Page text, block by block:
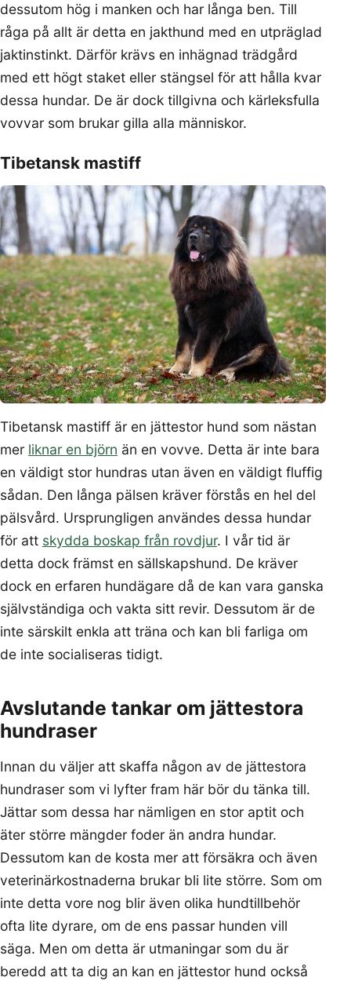
dessutom hög i manken och har långa ben. Till
råga på allt är detta en jakthund med en utpräglad
jaktinstinkt. Därför krävs en inhägnad trädgård
med ett högt staket eller stängsel för att hålla kvar
dessa hundar. De är dock tillgivna och kärleksfulla
vovvar som brukar gilla alla människor.
Tibetansk mastiff
Tibetansk mastiff är en jättestor hund som nästan
mer liknar en björn än en vovve. Detta är inte bara
en väldigt stor hundras utan även en väldigt fluffig
sådan. Den långa pälsen kräver förstås en hel del
pälsvård. Ursprungligen användes dessa hundar
för att skydda boskap från rovdjur. I vår tid är
detta dock främst en sällskapshund. De kräver
dock en erfaren hundägare då de kan vara ganska
självständiga och vakta sitt revir. Dessutom är de
inte särskilt enkla att träna och kan bli farliga om
de inte socialiseras tidigt.
Avslutande tankar om jättestora
hundraser
Innan du väljer att skaffa någon av de jättestora
hundraser som vi lyfter fram här bör du tänka till.
Jättar som dessa har nämligen en stor aptit och
äter större mängder foder än andra hundar.
Dessutom kan de kosta mer att försäkra och även
veterinärkostnaderna brukar bli lite större. Som om
inte detta vore nog blir även olika hundtillbehör
ofta lite dyrare, om de ens passar hunden vill
säga. Men om detta är utmaningar som du är
beredd att ta dig an kan en jättestor hund också